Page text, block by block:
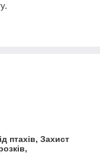
птахів, Захист